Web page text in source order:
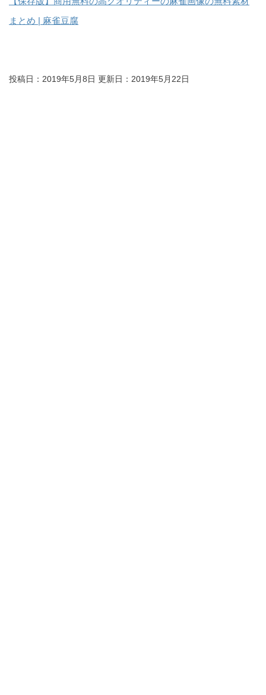
まとめ | 麻雀豆腐
投稿日：2019年5月8日 更新日： 2019年5月22日